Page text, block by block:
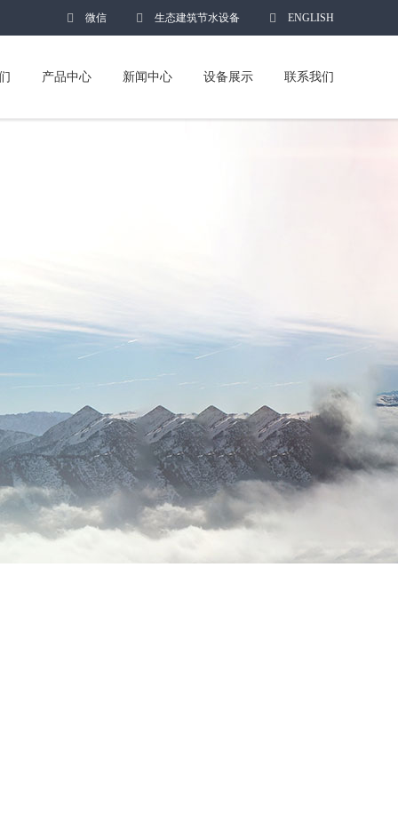
微信 生态建筑节水设备 ENGLISH
产品中心 新闻中心 设备展示 联系我们